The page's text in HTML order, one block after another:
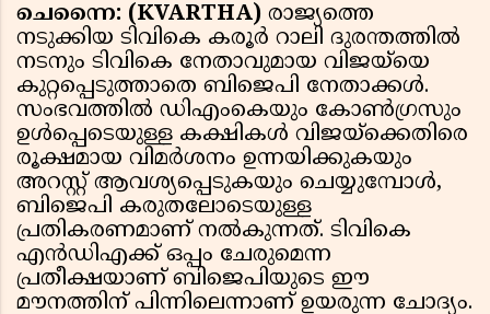
ചെന്നൈ: (KVARTHA) രാജ്യത്തെ
നടുക്കിയ ടിവികെ കരൂർ റാലി ദുരന്തത്തിൽ
നടനും ടിവികെ നേതാവുമായ വിജയ്‌യെ
കുറ്റപ്പെടുത്താതെ ബിജെപി നേതാക്കൾ.
സംഭവത്തിൽ ഡിഎംകെയും കോൺഗ്രസും
ഉൾപ്പെടെയുള്ള കക്ഷികൾ വിജയ്‌ക്കെതിരെ
രൂക്ഷമായ വിമർശനം ഉന്നയിക്കുകയും
അറസ്റ്റ് ആവശ്യപ്പെടുകയും ചെയ്യുമ്പോൾ,
ബിജെപി കരുതലോടെയുള്ള
പ്രതികരണമാണ് നൽകുന്നത്. ടിവികെ
എൻഡിഎക്ക് ഒപ്പം ചേരുമെന്ന
പ്രതീക്ഷയാണ് ബിജെപിയുടെ ഈ
മൗനത്തിന് പിന്നിലെന്നാണ് ഉയരുന്ന ചോദ്യം.